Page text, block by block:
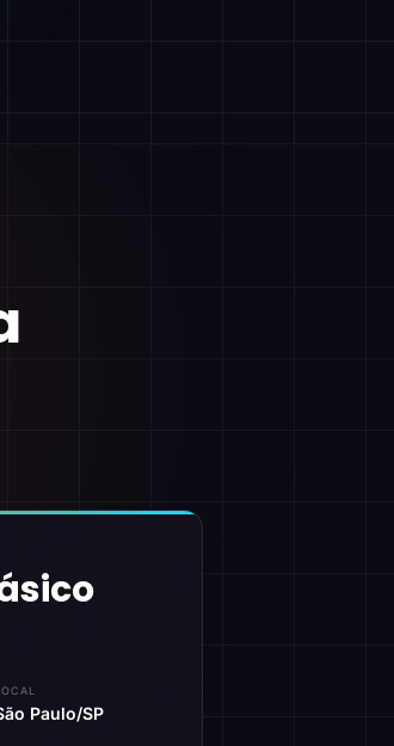
Paulo/SP